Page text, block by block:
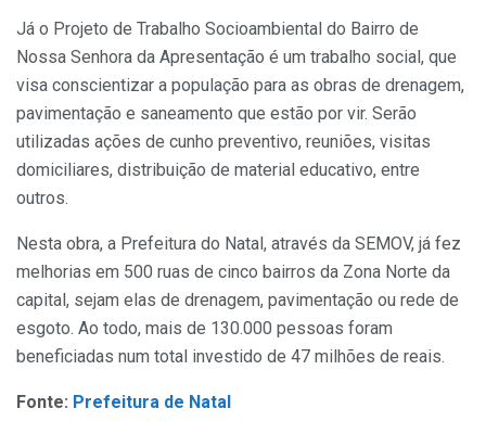
Já o Projeto de Trabalho Socioambiental do Bairro de
Nossa Senhora da Apresentação é um trabalho social, que
visa conscientizar a população para as obras de drenagem,
pavimentação e saneamento que estão por vir. Serão
utilizadas ações de cunho preventivo, reuniões, visitas
domiciliares, distribuição de material educativo, entre
outros.
Nesta obra, a Prefeitura do Natal, através da SEMOV, já fez
melhorias em 500 ruas de cinco bairros da Zona Norte da
capital, sejam elas de drenagem, pavimentação ou rede de
esgoto. Ao todo, mais de 130.000 pessoas foram
beneficiadas num total investido de 47 milhões de reais.
Fonte: Prefeitura de Natal